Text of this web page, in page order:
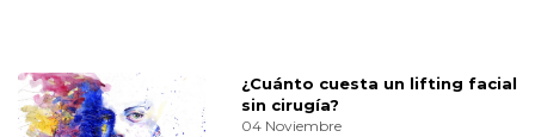
¿Cuánto cuesta un lifting facial
sin cirugía?
04 Noviembre